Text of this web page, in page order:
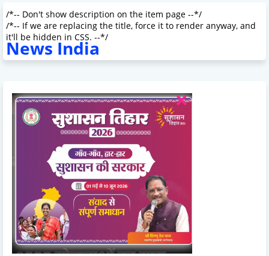
/*-- Don't show description on the item page --*/
/*-- If we are replacing the title, force it to render anyway, and
it'll be hidden in CSS. --*/
News India